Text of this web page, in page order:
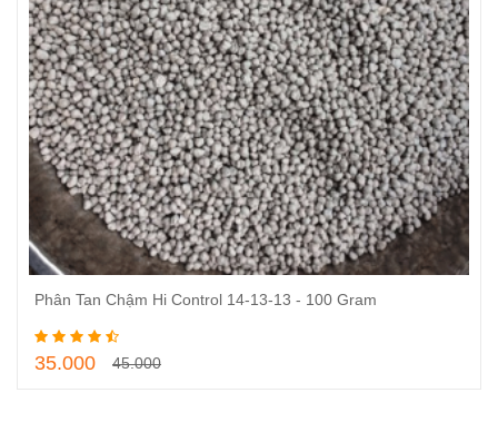
Thêm vào giỏ hàng
Phân Tan Chậm Hi Control 14-13-13 - 100 Gram
35.000 45.000